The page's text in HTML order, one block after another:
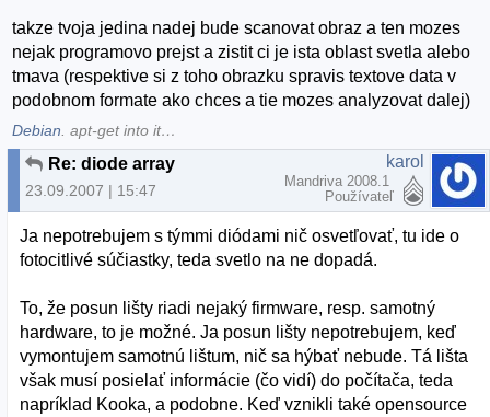
takze tvoja jedina nadej bude scanovat obraz a ten mozes
nejak programovo prejst a zistit ci je ista oblast svetla alebo
tmava (respektive si z toho obrazku spravis textove data v
podobnom formate ako chces a tie mozes analyzovat dalej)
Debian . apt-get into it…
Re: diode array
23.09.2007 | 15:47
karol
Mandriva 2008.1
Používateľ
Ja nepotrebujem s týmmi diódami nič osvetľovať, tu ide o
fotocitlivé súčiastky, teda svetlo na ne dopadá.
To, že posun lišty riadi nejaký firmware, resp. samotný
hardware, to je možné. Ja posun lišty nepotrebujem, keď
vymontujem samotnú lištum, nič sa hýbať nebude. Tá lišta
však musí posielať informácie (čo vidí) do počítača, teda
napríklad Kooka, a podobne. Keď vznikli také opensource